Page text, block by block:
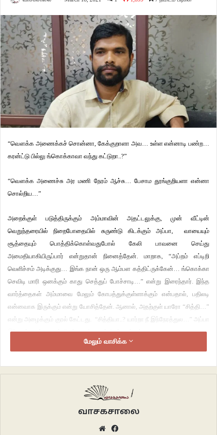
“வௌக்க அணைக்கச் சொன்னா, கேக்குறாளா அவ… உள்ள என்னாடி பண்ற…
கரன்ட்டு பில்லு ங்கொக்காவா வந்து கட்டுறா..?”
“வௌக்க அணைச்சு அர மணி நேரம் ஆச்சு… பேசாம தூங்குறியளா என்னா
சொல்றிய…”
அறைக்குள் படுத்திருக்கும் அம்மாவின் அதட்டலுக்கு, முன் வீட்டின்
வெறுந்தரையில் நிறைபோதையில் சுருண்டு கிடக்கும் அப்பா, வாயையும்
சூத்தையும் பொத்திக்கொள்வதுபோல் கேலி பாவனை செய்து
அமைதியாகியிருப்பார் என்றுதான் நினைத்தேன். மாறாக, “அப்றம் எப்டிறி
வெளிச்சம் அடிக்குது… இங்க நான் ஒரு ஆம்பள கத்திட்ருக்கேன்… ங்கொக்கா
செவிடி மாரி ஒனக்கும் காது செத்துப் போச்சாடி…” என்று இரைந்தார். இந்த
வார்த்தைகள் அம்மாவை மேலும் கோபத்துக்குள்ளாக்கும் என்பதால், பதிலடி
என்னவாக இருக்கும் என்று யோசித்தேன். ஆனால், அதற்குள் யாரோ “சித்தி…”
என்று அழைக்கும் குரல் கேட்டது. “சித்தியா..? யார்றா நீ இந்நேரத்துல…” அப்பா
இப்பவும் கண்களைத் திறக்காமலேதான் கேட்டிருப்பார்.
மிதிச்சிப்புடுவேன்… ஒழுங்கு மரியாதையா இறுக்கிகிட்டுத் தூங்கு… குடிச்சா
அப்பா இப்போது நிஜமாவே பயந்து ஒடுங்கினார்.
மேலும் வாசிக்க
வாசகசாலை
Website